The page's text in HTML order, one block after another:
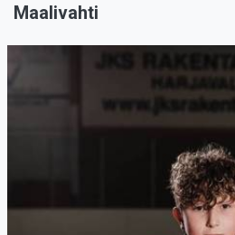
Maalivahti